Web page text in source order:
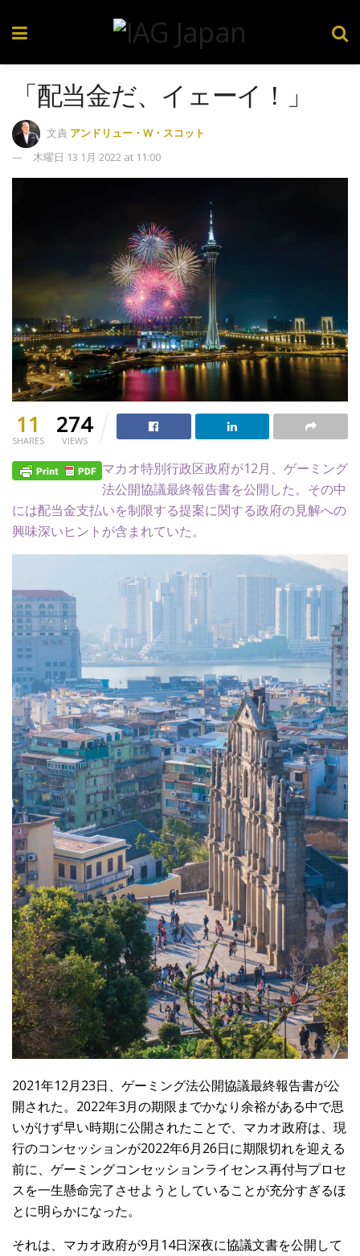
「配当金だ、イェーイ！」
文責 アンドリュー・W・スコット
木曜日 13 1月 2022 at 11:00
11
SHARES
274
VIEWS
マカオ特別行政区政府が12月、ゲーミング
法公開協議最終報告書を公開した。その中
には配当金支払いを制限する提案に関する政府の見解への
興味深いヒントが含まれていた。
2021年12月23日、ゲーミング法公開協議最終報告書が公
開された。2022年3月の期限までかなり余裕がある中で思
いがけず早い時期に公開されたことで、マカオ政府は、現
行のコンセッションが2022年6月26日に期限切れを迎える
前に、ゲーミングコンセッションライセンス再付与プロセ
スを一生懸命完了させようとしていることが充分すぎるほ
とに明らかになった。
それは、マカオ政府が9月14日深夜に協議文書を公開して